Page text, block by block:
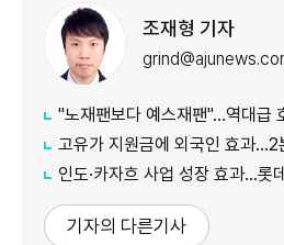
조재형 기자
"노재팬보다 예스재팬"…역대급 호
고유가 지원금에 외국인 효과…2분기
인도·카자흐 사업 성장 효과…롯데
기자의 다른기사